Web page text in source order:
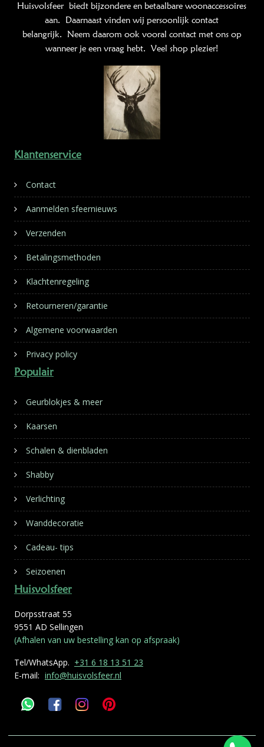
Huisvolsfeer biedt bijzondere en betaalbare woonaccessoires
aan. Daarnaast vinden wij persoonlijk contact
belangrijk. Neem daarom ook vooral contact met ons op
wanneer je een vraag hebt. Veel shop plezier!
Klantenservice
Contact
Aanmelden sfeernieuws
Verzenden
Betalingsmethoden
Klachtenregeling
Retourneren/garantie
Algemene voorwaarden
Privacy policy
Populair
Geurblokjes & meer
Kaarsen
Schalen & dienbladen
Shabby
Verlichting
Wanddecoratie
Cadeau- tips
Seizoenen
Huisvolsfeer
Dorpsstraat 55
9551 AD Sellingen
(Afhalen van uw bestelling kan op afspraak)
Tel/WhatsApp. +31 6 18 13 51 23
E-mail: info@huisvolsfeer.nl